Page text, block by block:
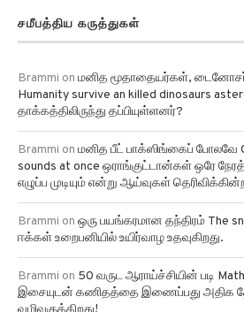
சமீபத்திய கருத்துகள்
Brammi on மனித மூதாதையர்கள்,
Humanity survive an killed dinosaurs
தாக்கத்திலிருந்து தப்பியுள்ளனர்?
Brammi on மனித பீட் பாக்ஸிங்கைப் போலவே
sounds at once ஒராங்குட்டான்கள் ஒரே
எழுப்ப முடியும் என்று ஆய்வுகள்
Brammi on ஒரு பயங்கரமான தந்திரம் The
ஈக்கள் உறைபனியில் உயிர்வாழ உதவுகிறது.
Brammi on 50 வருட ஆராய்ச்சியின் படி
இசையுடன் கணிதத்தை இணைப்பது அதிக
வழிவகுக்கிறது!